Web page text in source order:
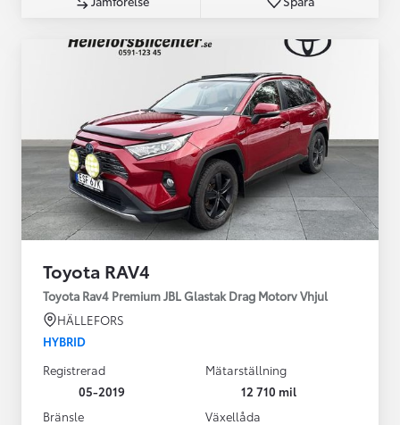
Toyota RAV4
Toyota Rav4 Premium JBL Glastak Drag Motorv Vhjul
HÄLLEFORS
HYBRID
Registrerad
05-2019
Mätarställning
12 710 mil
Bränsle
Växellåda